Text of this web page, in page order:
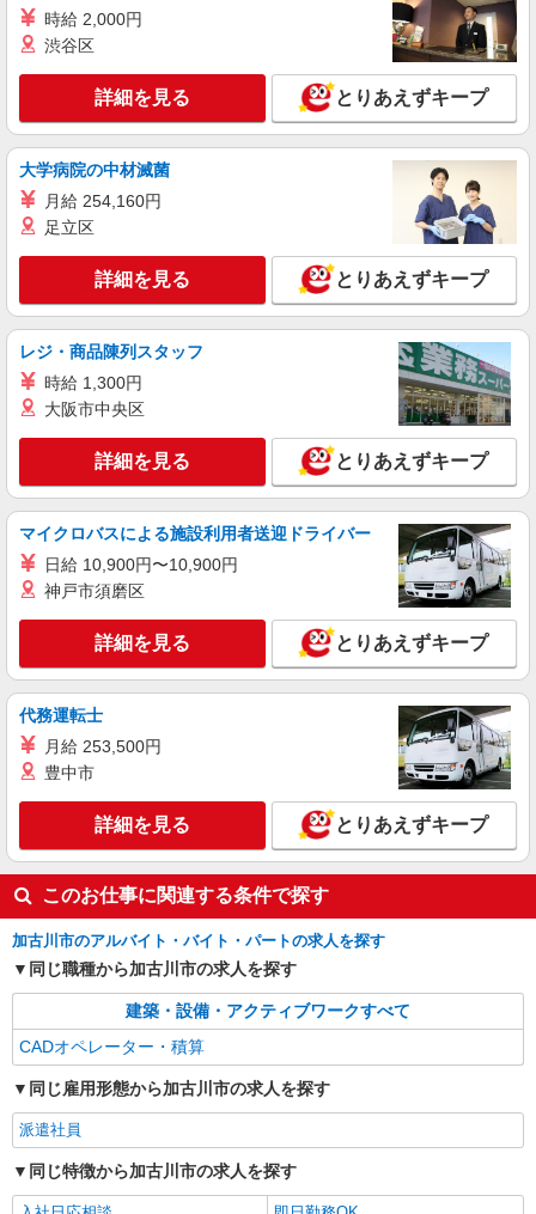
時給 2,000円
渋谷区
詳細を見る とりあえずキープ
大学病院の中材滅菌
月給 254,160円
足立区
詳細を見る とりあえずキープ
レジ・商品陳列スタッフ
時給 1,300円
大阪市中央区
詳細を見る とりあえずキープ
マイクロバスによる施設利用者送迎ドライバー
日給 10,900円〜10,900円
神戸市須磨区
詳細を見る とりあえずキープ
代務運転士
月給 253,500円
豊中市
詳細を見る とりあえずキープ
このお仕事に関連する条件で探す
加古川市のアルバイト・バイト・パートの求人を探す
同じ職種から加古川市の求人を探す
建築・設備・アクティブワークすべて
CADオペレーター・積算
同じ雇用形態から加古川市の求人を探す
派遣社員
同じ特徴から加古川市の求人を探す